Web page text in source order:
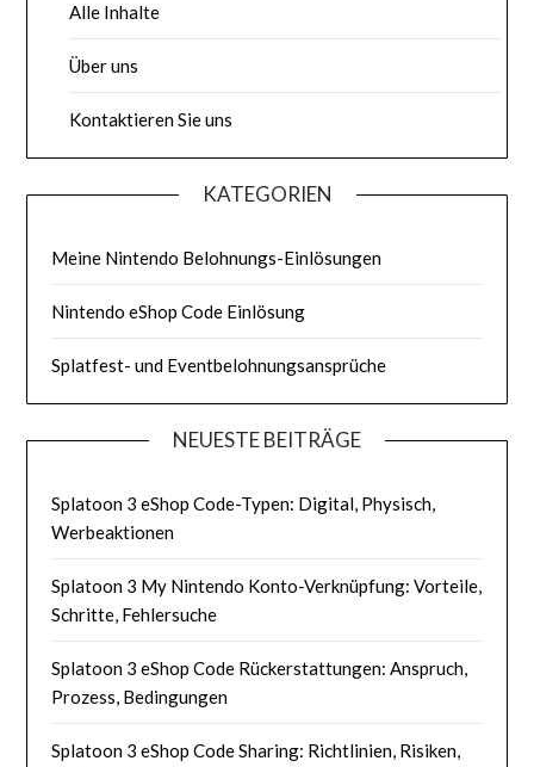
Alle Inhalte
Über uns
Kontaktieren Sie uns
KATEGORIEN
Meine Nintendo Belohnungs-Einlösungen
Nintendo eShop Code Einlösung
Splatfest- und Eventbelohnungsansprüche
NEUESTE BEITRÄGE
Splatoon 3 eShop Code-Typen: Digital, Physisch,
Werbeaktionen
Splatoon 3 My Nintendo Konto-Verknüpfung: Vorteile,
Schritte, Fehlersuche
Splatoon 3 eShop Code Rückerstattungen: Anspruch,
Prozess, Bedingungen
Splatoon 3 eShop Code Sharing: Richtlinien, Risiken,